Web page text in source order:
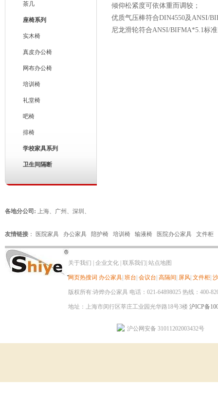
茶几
座椅系列
实木椅
真皮办公椅
网布办公椅
培训椅
礼堂椅
吧椅
排椅
学校家具系列
卫生间隔断
倾仰松紧度可依体重而调较；
优质气压棒符合DIN4550及ANSI/
尼龙滑轮符合ANSI/BIFMA*5.1标
各地分公司: 上海、 广州 、 深圳 、
友情链接 ： 医院家具 办公家具 陪护椅 培训椅 输液椅 医院办公家具 文件柜
关于我们 企业文化 联系我们 站点地图
网页热搜词 办公家具 班台 会议台 高隔间 屏风 文件柜
版权所有:诗烨办公家具 电话：021-64898025 热线：400-
地址：上海市闵行区莘庄工业园光华路18号3楼 沪ICP备
沪公网安备 31011202003432号